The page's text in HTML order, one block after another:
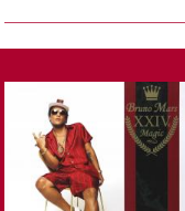
Le Valenciennois a
de France pour la
Le 07 Juillet 2025
Valenciennes a été
l’occasion du départ de
ferveur populaire,
patrimoine local, le